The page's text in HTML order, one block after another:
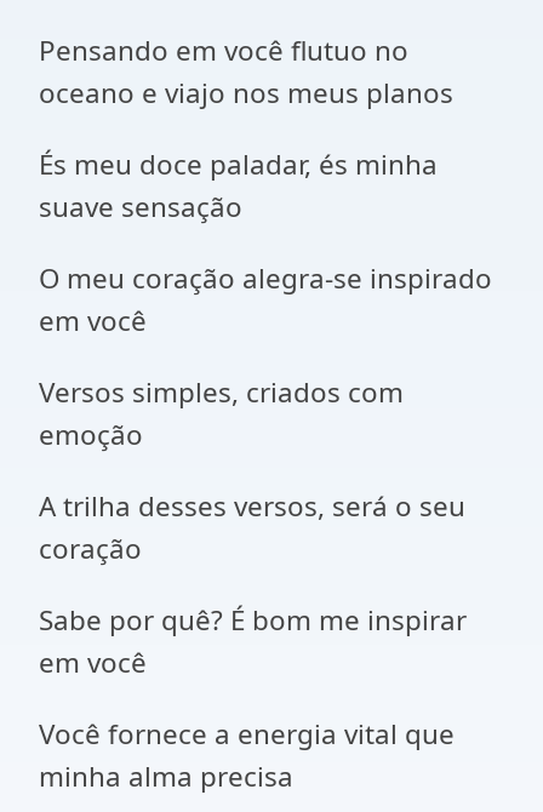
Pensando em você flutuo no
oceano e viajo nos meus planos
És meu doce paladar, és minha
suave sensação
O meu coração alegra-se inspirado
em você
Versos simples, criados com
emoção
A trilha desses versos, será o seu
coração
Sabe por quê? É bom me inspirar
em você
Você fornece a energia vital que
minha alma precisa